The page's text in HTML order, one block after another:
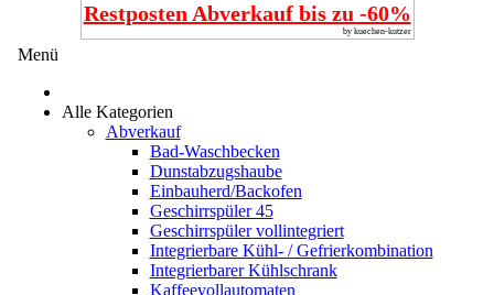
Restposten Abverkauf bis zu -60%
by kuechen-kutzer
Menü
Alle Kategorien
Abverkauf
Bad-Waschbecken
Dunstabzugshaube
Einbauherd/Backofen
Geschirrspüler 45
Geschirrspüler vollintegriert
Integrierbare Kühl- / Gefrierkombination
Integrierbarer Kühlschrank
Kaffeevollautomaten